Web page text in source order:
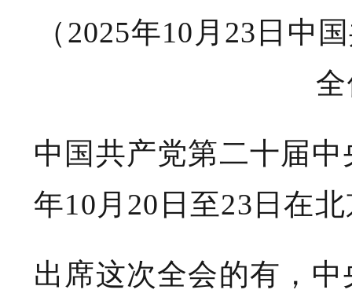
（2025年10月23日中
中国共产党第二十届
年10月20日至23日在
出席这次全会的有，